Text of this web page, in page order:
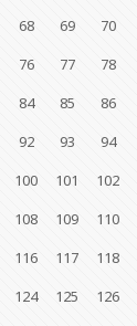
68 69 70
76 77 78
84 85 86
92 93 94
100 101 102
108 109 110
116 117 118
124 125 126